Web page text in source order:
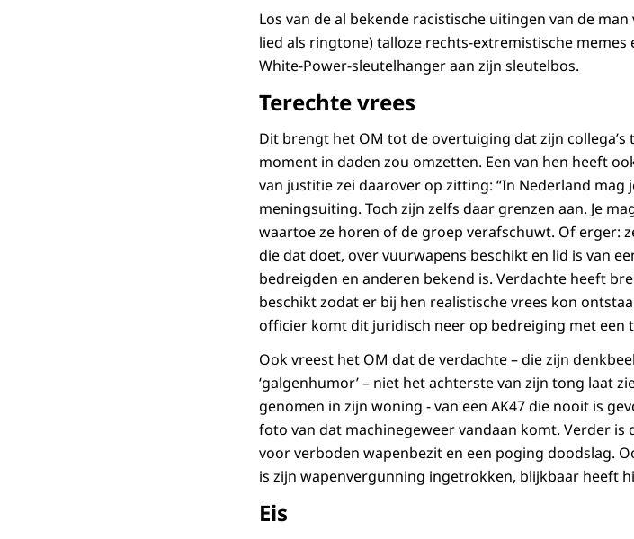
Los van de al bekende racistische uitingen van de
lied als ringtone) talloze rechts-extremistische
White-Power-sleutelhanger aan zijn sleutelbos.
Terechte vrees
Dit brengt het OM tot de overtuiging dat zijn
moment in daden zou omzetten. Een van hen heeft
van justitie zei daarover op zitting: “In Nederland mag
meningsuiting. Toch zijn zelfs daar grenzen aan. Je
waartoe ze horen of de groep verafschuwt. Of erger:
die dat doet, over vuurwapens beschikt en lid is van
bedreigden en anderen bekend is. Verdachte heeft
beschikt zodat er bij hen realistische vrees kon
officier komt dit juridisch neer op bedreiging met een
Ook vreest het OM dat de verdachte – die zijn
‘galgenhumor’ – niet het achterste van zijn tong laat
genomen in zijn woning - van een AK47 die nooit is
foto van dat machinegeweer vandaan komt. Verder is
voor verboden wapenbezit en een poging doodslag.
is zijn wapenvergunning ingetrokken, blijkbaar heeft
Eis